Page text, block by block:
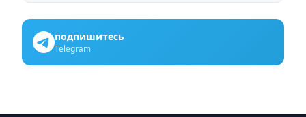
подпишитесь
Telegram